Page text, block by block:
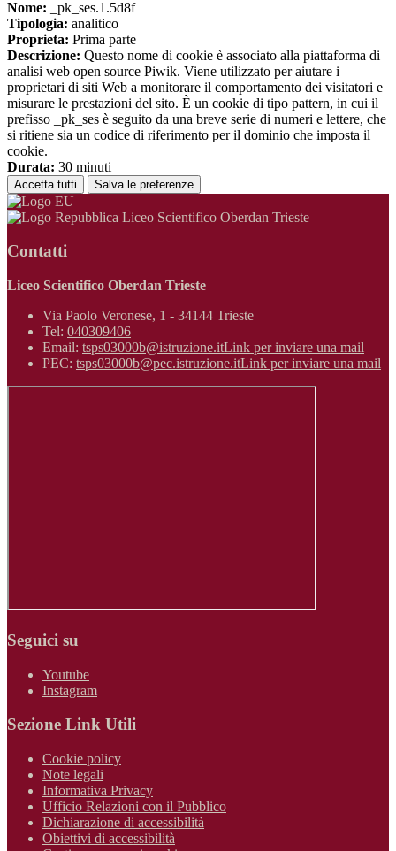
Nome: _pk_ses.1.5d8f
Tipologia: analitico
Proprieta: Prima parte
Descrizione: Questo nome di cookie è associato alla piattaforma di
analisi web open source Piwik. Viene utilizzato per aiutare i
proprietari di siti Web a monitorare il comportamento dei visitatori e
misurare le prestazioni del sito. È un cookie di tipo pattern, in cui il
prefisso _pk_ses è seguito da una breve serie di numeri e lettere, che
si ritiene sia un codice di riferimento per il dominio che imposta il
cookie.
Durata: 30 minuti
Accetta tutti Salva le preferenze
Liceo Scientifico Oberdan Trieste
Contatti
Liceo Scientifico Oberdan Trieste
Via Paolo Veronese, 1 - 34144 Trieste
Tel: 040309406
Email: tsps03000b@istruzione.itLink per inviare una mail
PEC: tsps03000b@pec.istruzione.itLink per inviare una mail
Seguici su
Youtube
Instagram
Sezione Link Utili
Cookie policy
Note legali
Informativa Privacy
Ufficio Relazioni con il Pubblico
Dichiarazione di accessibilità
Obiettivi di accessibilità